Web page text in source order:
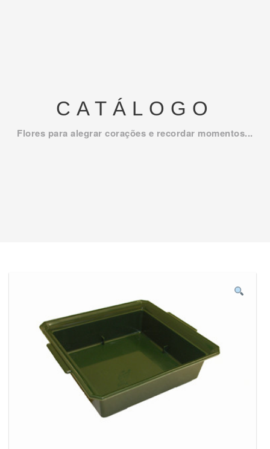
CATÁLOGO
Flores para alegrar corações e recordar momentos...